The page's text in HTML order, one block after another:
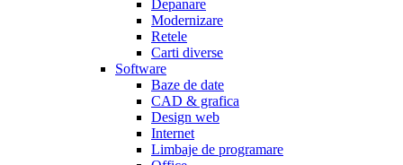
Depanare
Modernizare
Retele
Carti diverse
Software
Baze de date
CAD & grafica
Design web
Internet
Limbaje de programare